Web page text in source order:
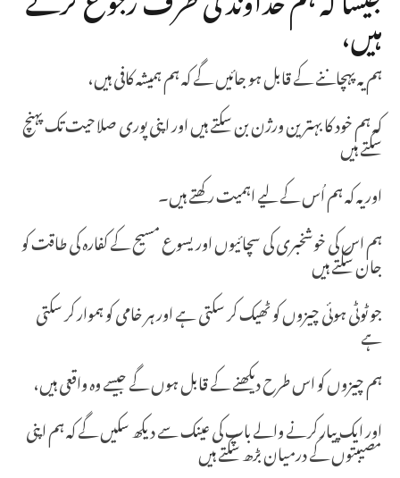
ہیں،
ہم یہ پہچاننے کے قابل ہو جائیں گے کہ ہم ہمیشہ کافی ہیں،
کہ ہم خود کا بہترین ورژن بن سکتے ہیں اور اپنی پوری صلاحیت تک پہنچ
سکتے ہیں
اور یہ کہ ہم اُس کے لیے اہمیت رکھتے ہیں۔
ہم اس کی خوشخبری کی سچائیوں اور یسوع مسیح کے کفارہ کی طاقت کو
جان سکتے ہیں
جو ٹوٹی ہوئی چیزوں کو ٹھیک کر سکتی ہے اور ہر خامی کو ہموار کر سکتی
ہے
ہم چیزوں کو اس طرح دیکھنے کے قابل ہوں گے جیسے وہ واقعی ہیں،
اور ایک پیار کرنے والے باپ کی عینک سے دیکھ سکیں گے کہ ہم اپنی
مصیبتوں کے درمیان بڑھ سکتے ہیں